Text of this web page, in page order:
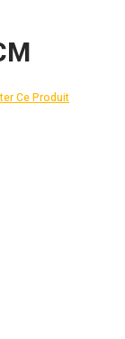
Ce Produit